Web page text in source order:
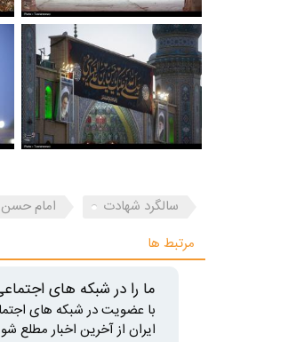
سالگرد شهادت امام
مرتبط ها
ما را در شبکه های
با عضویت در شبکه های
ایران از آخرین اخبار مطلع